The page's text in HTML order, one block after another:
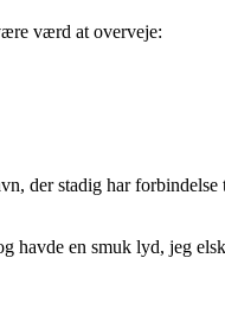
værd at overveje:
der stadig har
havde en smuk lyd, jeg